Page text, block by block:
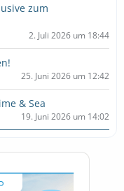
zum
2. Juli 2026 um 18:44
25. Juni 2026 um 12:42
& Sea
19. Juni 2026 um 14:02